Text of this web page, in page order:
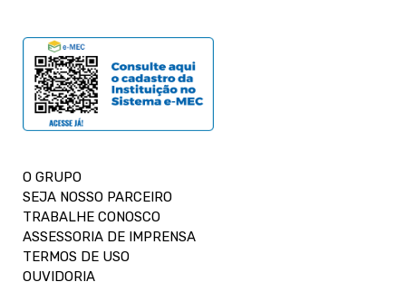
O GRUPO
SEJA NOSSO PARCEIRO
TRABALHE CONOSCO
ASSESSORIA DE IMPRENSA
TERMOS DE USO
OUVIDORIA